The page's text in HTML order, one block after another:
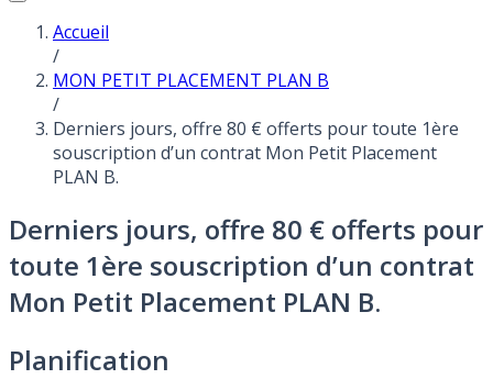
Accueil
/
MON PETIT PLACEMENT PLAN B
/
Derniers jours, offre 80 € offerts pour toute 1ère
souscription d’un contrat Mon Petit Placement
PLAN B.
Derniers jours, offre 80 € offerts pour
toute 1ère souscription d’un contrat
Mon Petit Placement PLAN B.
Planification